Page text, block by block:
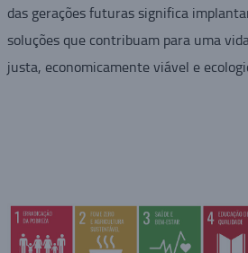
das gerações futuras significa
soluções que contribuam para uma
justa, economicamente viável e